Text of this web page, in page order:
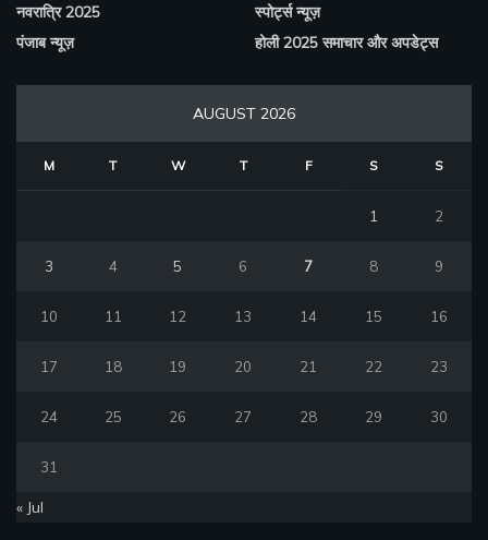
नवरात्रि 2025
पंजाब न्यूज़
स्पोर्ट्स न्यूज़
होली 2025 समाचार और अपडेट्स
AUGUST 2026
M T W T F S S
1 2
3 4 5 6 7 8 9
10 11 12 13 14 15 16
17 18 19 20 21 22 23
24 25 26 27 28 29 30
31
« Jul